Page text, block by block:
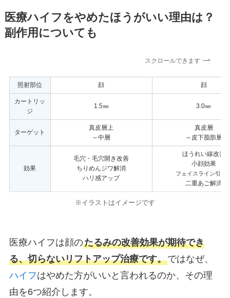
医療ハイフをやめたほうがいい理由は？
副作用についても
スクロールできます
照射部位 顔 顔
カートリッ
ジ
1.5㎜ 3.0㎜
ターゲット
真皮層上
～中層
真皮層
～皮下脂肪層
効果
毛穴・毛穴開き改善
ちりめんジワ解消
ハリ感アップ
ほうれい線改善
小顔効果
フェイスライン引締
二重あご解消
※イラストはイメージです
医療ハイフは顔のたるみの改善効果が期待でき
る、切らないリフトアップ治療です。ではなぜ、
ハイフはやめた方がいいと言われるのか、その理
由を6つ紹介します。